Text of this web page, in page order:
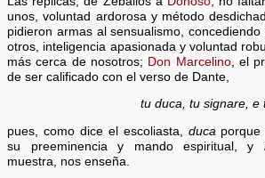
unos, voluntad ardorosa y método
pidieron armas al sensualismo,
otros, inteligencia apasionada y voluntad
más cerca de nosotros; Don Marcelino, el
de ser calificado con el verso de Dante,
tu duca, tu signare, e
pues, como dice el escoliasta, duca
su preeminencia y mando espiritual, y
muestra, nos enseña.